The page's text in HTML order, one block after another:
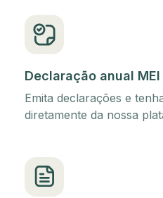
Declaração anual MEI
Emita declarações e
diretamente da nossa